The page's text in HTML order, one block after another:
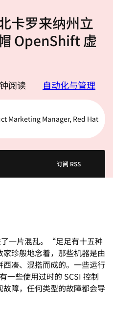
卡罗来纳州立
OpenShift 虚
阅读 自动化与管理
Marketing Manager, Red Hat
订阅 RSS
一片混乱。“足足有十五种
珍般地念着，那些机器是由
凑、混搭而成的。一些运行
一些使用过时的 SCSI 控制
障，任何类型的故障都会导